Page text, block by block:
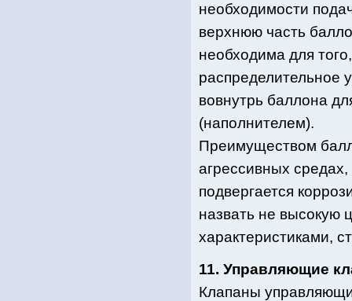
необходимости
верхнюю часть
необходима для
распределительное
вовнутрь баллона
(наполнителем).
Преимуществом
агрессивных
подвергается
назвать не высокую
характеристиками,
11. Управляющие
Клапаны